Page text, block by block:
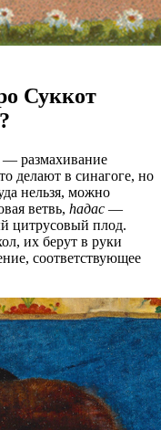
Суккот
— размахивание
делают в синагоге, но
нельзя, можно
ветвь, hадас —
цитрусовый плод.
их берут в руки
соответствующее